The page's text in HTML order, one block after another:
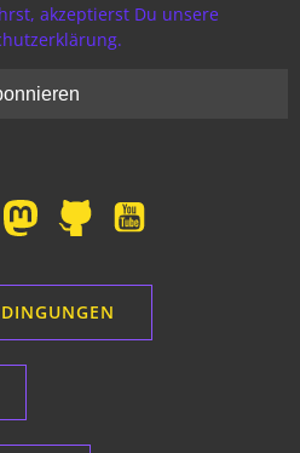
akzeptierst Du unsere